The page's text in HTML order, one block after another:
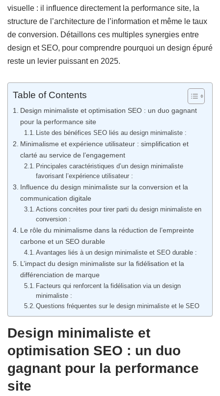
visuelle : il influence directement la performance site, la
structure de l’architecture de l’information et même le taux
de conversion. Détaillons ces multiples synergies entre
design et SEO, pour comprendre pourquoi un design épuré
reste un levier puissant en 2025.
Table of Contents
Design minimaliste et optimisation SEO : un duo gagnant
pour la performance site
Liste des bénéfices SEO liés au design minimaliste :
Minimalisme et expérience utilisateur : simplification et
clarté au service de l’engagement
Principales caractéristiques d’un design minimaliste
favorisant l’expérience utilisateur :
Influence du design minimaliste sur la conversion et la
communication digitale
Actions concrètes pour tirer parti du design minimaliste en
conversion :
Le rôle du minimalisme dans la réduction de l’empreinte
carbone et un SEO durable
Avantages liés à un design minimaliste et SEO durable :
L’impact du design minimaliste sur la fidélisation et la
différenciation de marque
Facteurs qui renforcent la fidélisation via un design
minimaliste :
Questions fréquentes sur le design minimaliste et le SEO
Design minimaliste et
optimisation SEO : un duo
gagnant pour la performance
site